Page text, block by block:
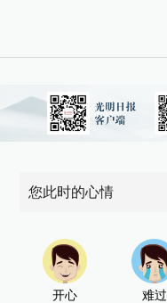
您此时的心情
开心 难过